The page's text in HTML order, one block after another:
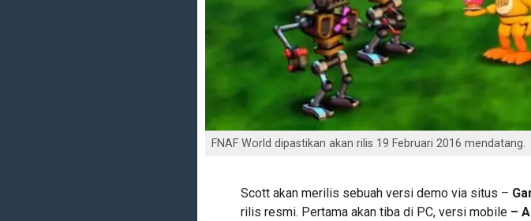
FNAF World dipastikan akan rilis 19 Februari 2016 mendatang.
Scott akan merilis sebuah versi demo via situs –
rilis resmi. Pertama akan tiba di PC, versi mobile –